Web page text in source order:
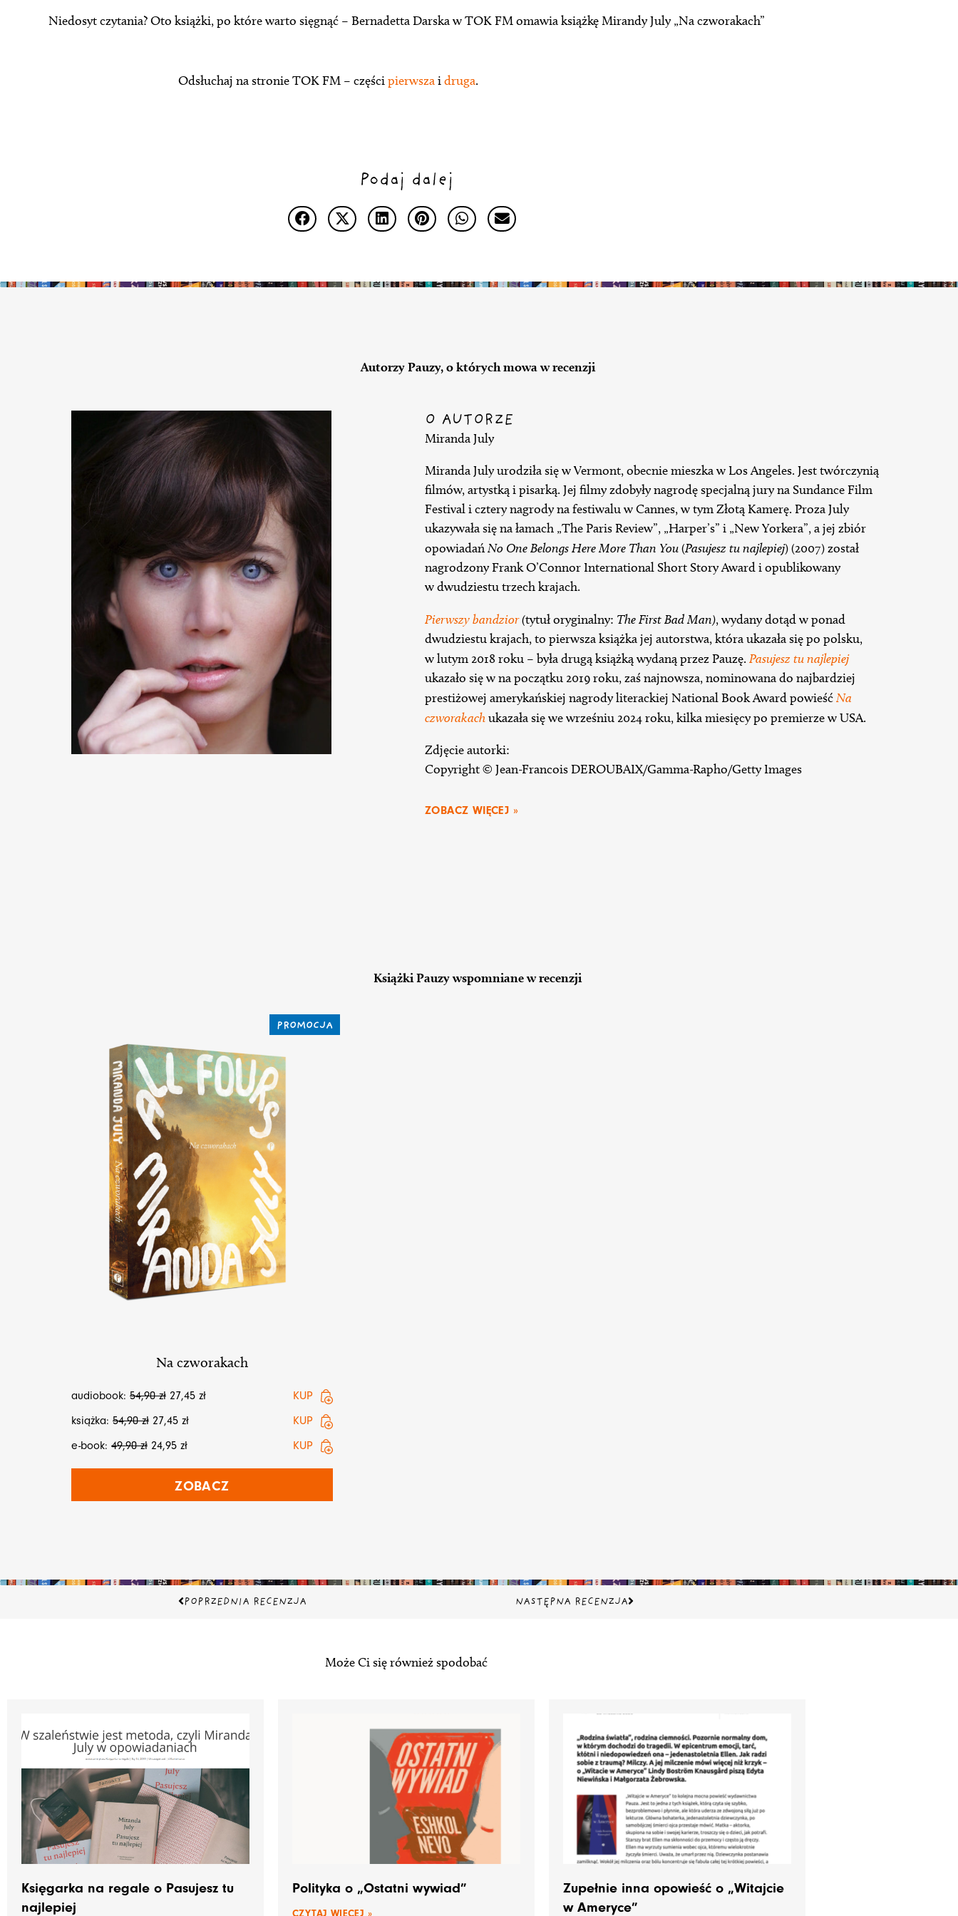
Niedosyt czytania? Oto książki, po które warto sięgnąć – Bernadetta Darska w TOK FM omawia książkę Mirandy July „Na czworakach”
Odsłuchaj na stronie TOK FM – częścipierwszaidruga.
Podaj dalej
Autorzy Pauzy, o których mowa w recenzji
O AUTORZE
Miranda July
Miranda July urodziła się w Vermont, obecnie mieszka w Los Angeles. Jest twórczynią
filmów, artystką i pisarką. Jej filmy zdobyły nagrodę specjalną jury na Sundance Film
Festival i cztery nagrody na festiwalu w Cannes, w tym Złotą Kamerę. Proza July
ukazywała się na łamach „The Paris Review”, „Harper’s” i „New Yorkera”, a jej zbiór
opowiadańNo One Belongs Here More Than You(Pasujesz tu najlepiej) (2007) został
nagrodzony Frank O’Connor International Short Story Award i opublikowany
w dwudziestu trzech krajach.
Pierwszy bandzior(tytuł oryginalny: The First Bad Man), wydany dotąd w ponad
dwudziestu krajach, to pierwsza książka jej autorstwa, która ukazała się po polsku,
w lutym 2018 roku – była drugą książką wydaną przez Pauzę. Pasujesz tu najlepiej
ukazało się w na początku 2019 roku, zaś najnowsza, nominowana do najbardziej
prestiżowej amerykańskiej nagrody literackiej National Book Award powieśćNa
czworakachukazała się we wrześniu 2024 roku, kilka miesięcy po premierze w USA.
Zdjęcie autorki:
Copyright © Jean-Francois DEROUBAIX/Gamma-Rapho/Getty Images
ZOBACZ WIĘCEJ »
Książki Pauzy wspomniane w recenzji
PROMOCJA
Na czworakach
audiobook: 54,90zł 27,45 zł
KUP
książka: 54,90zł 27,45 zł
KUP
e-book: 49,90zł 24,95 zł KUP
ZOBACZ
Prev
POPRZEDNIA RECENZJA NASTĘPNA RECENZJANastępny
Może Ci się również spodobać
Księgarka na regale o Pasujesz tu
najlepiej
Polityka o „Ostatni wywiad”
CZYTAJ WIĘCEJ »
Zupełnie inna opowieść o „Witajcie
w Ameryce”